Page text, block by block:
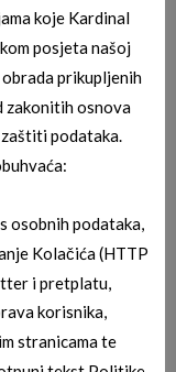
koje Kardinal
posjeta našoj
prikupljenih
zakonitih osnova
zaštiti podataka.
osobnih podataka,
Kolačića (HTTP
i pretplatu,
korisnika,
stranicama te